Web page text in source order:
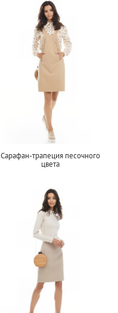
Сарафан-трапеция песочного
цвета